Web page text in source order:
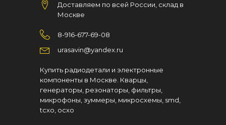
Доставляем по всей России, склад в
Москве
8-916-677-69-08
urasavin@yandex.ru
Купить радиодетали и электронные
компоненты в Москве. Кварцы,
генераторы, резонаторы, фильтры,
микрофоны, зуммеры, микросхемы, smd,
tcxo, ocxo